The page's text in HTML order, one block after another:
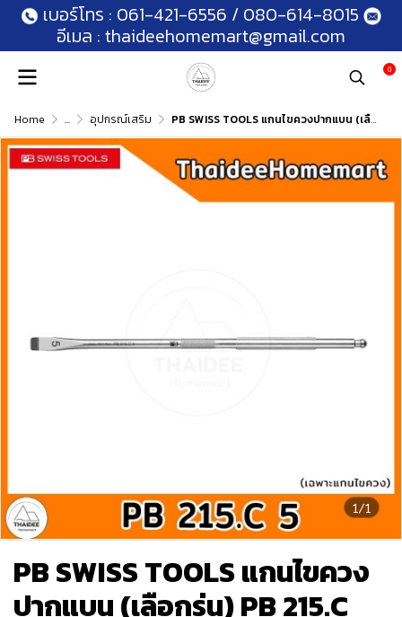
เบอร์โทร : 061-421-6556 / 080-614-8015
อีเมล : thaideehomemart@gmail.com
0
Home ... อุปกรณ์เสริม PB SWISS TOOLS แกนไขควงปากแบน (เลือกรุ่น) PB 215.C 2(4.0 มม.)/PB 215.C 3(5.5 มม.)/PB 215.C 4(6.5 มม.)/PB 215.C 5(8.0 มม.
1/1
PB SWISS TOOLS แกนไขควง
ปากแบน (เลือกรุ่น) PB 215.C